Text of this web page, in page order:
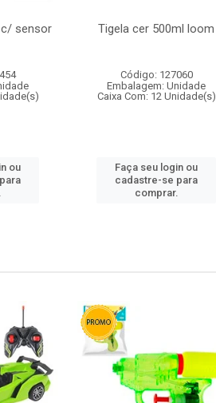
sensor
ou
Tigela cer 500ml loom
Código: 127060
Embalagem: Unidade
Caixa Com: 12 Unidade(s)
Faça seu login ou
cadastre-se para
comprar.